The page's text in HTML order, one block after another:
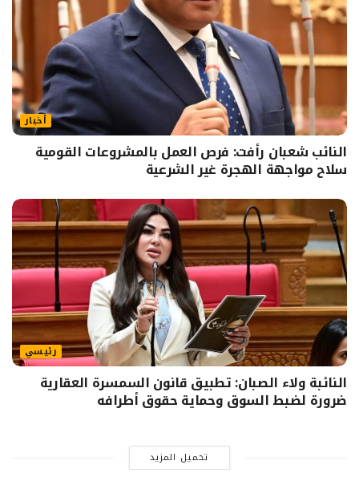
أخبار
النائب شعبان رأفت: فرص العمل بالمشروعات القومية
سلاح مواجهة الهجرة غير الشرعية
رئيسي
النائبة ولاء الصبان: تطبيق قانون السمسرة العقارية
ضرورة لضبط السوق وحماية حقوق أطرافه
تحميل المزيد